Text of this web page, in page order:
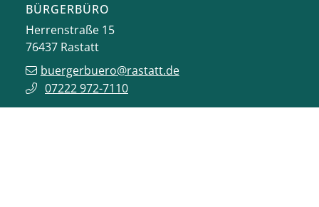
BÜRGERBÜRO
Herrenstraße 15
76437 Rastatt
buergerbuero@rastatt.de
07222 972-7110